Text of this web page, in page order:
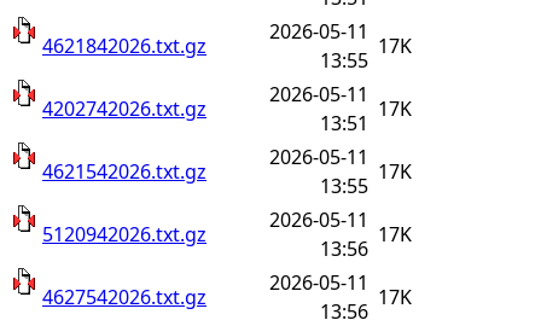
4621842026.txt.gz
2026-05-11
13:55
17K
4202742026.txt.gz
2026-05-11
13:51
17K
4621542026.txt.gz
2026-05-11
13:55
17K
5120942026.txt.gz
2026-05-11
13:56
17K
4627542026.txt.gz
2026-05-11
13:56
17K